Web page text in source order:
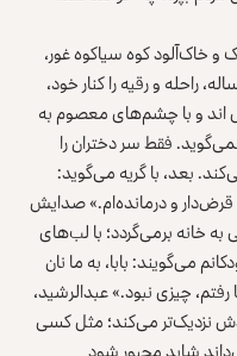
و خاک‌آلود کوه سیا‌کوه غور،
راحله و رقیه‌ را کنار خود،
اند و با چشم‌های معصوم به
فقط سر دختران را
بعد، با گریه می‌گوید:
قرض‌دار و درمانده‌ام.» صدایش
خانه برمی‌گردد؛ با لب‌های
می‌گویند: بابا، به ما نان
چیزی نبود.» عبدالرشید،
نزدیک‌تر می‌کند؛ مثل کسی